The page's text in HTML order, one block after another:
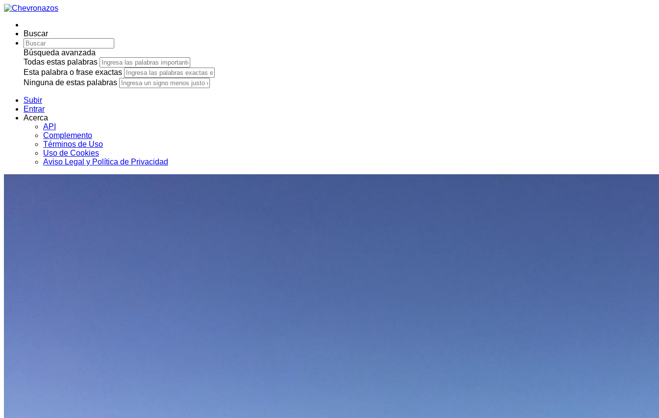
Buscar
Búsqueda avanzada
Todas estas palabras
Esta palabra o frase exactas
Ninguna de estas palabras
Subir
Entrar
Acerca
API
Complemento
Términos de Uso
Uso de Cookies
Aviso Legal y Política de Privacidad